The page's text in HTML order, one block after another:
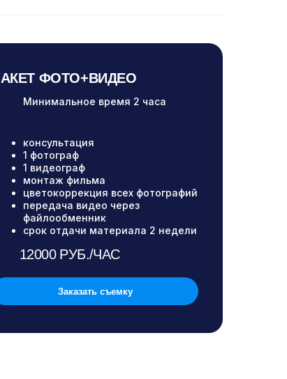
Минимальное время 2 часа
консультация
1 фотограф
1 видеограф
монтаж фильма
цветокоррекция всех фотографий
передача видео через
файлообменник
срок отдачи материала 2 недели
ФОТО+ВИДЕО
12000 РУБ./ЧАС
Заказать съемку